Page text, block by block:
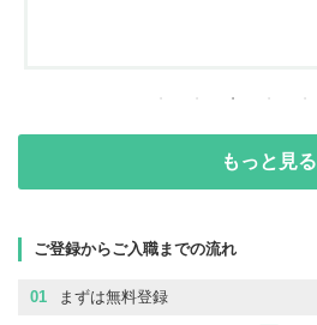
もっと見る
ご登録からご入職までの流れ
01 まずは無料登録